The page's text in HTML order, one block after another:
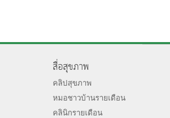
สื่อสุขภาพ
คลิปสุขภาพ
หมอชาวบ้านรายเดือน
คลินิกรายเดือน